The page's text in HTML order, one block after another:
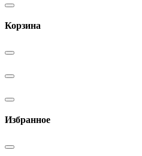
Корзина
Избранное